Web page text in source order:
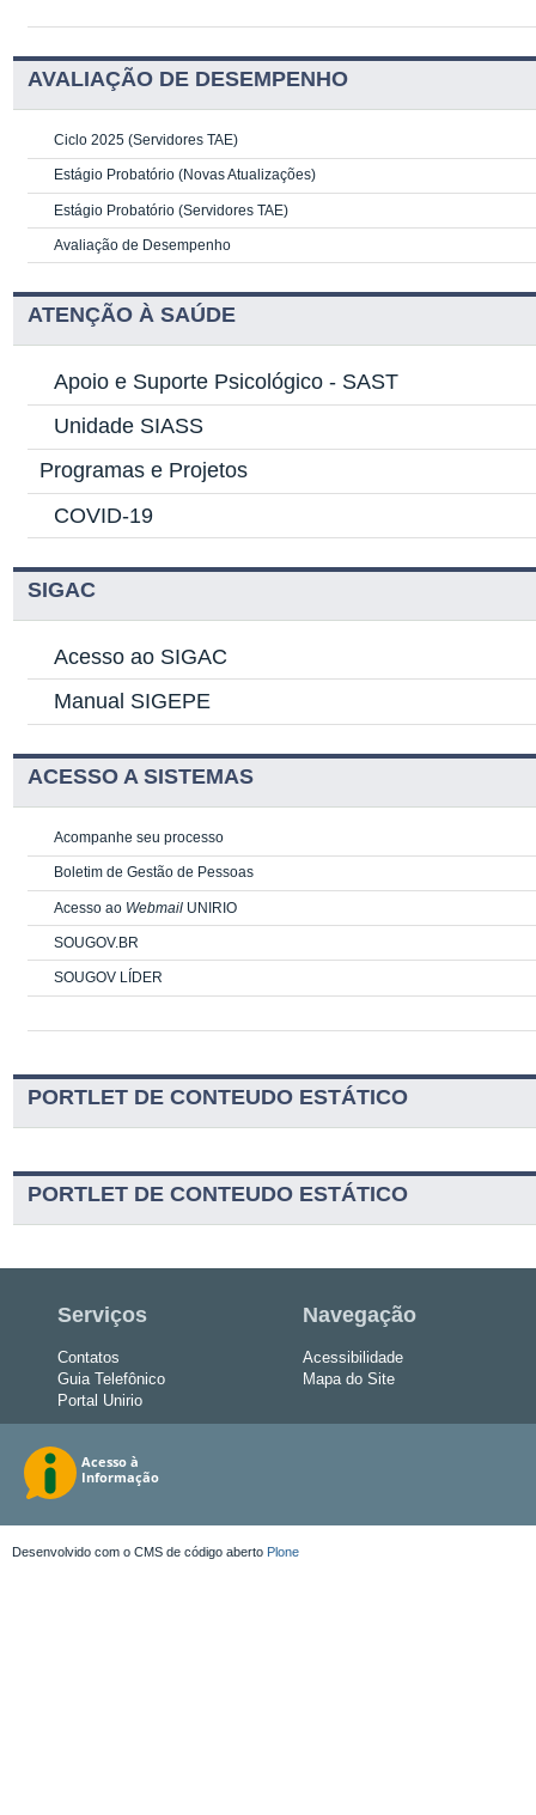
AVALIAÇÃO DE DESEMPENHO
Ciclo 2025 (Servidores TAE)
Estágio Probatório (Novas Atualizações)
Estágio Probatório (Servidores TAE)
Avaliação de Desempenho
ATENÇÃO À SAÚDE
Apoio e Suporte Psicológico - SAST
Unidade SIASS
Programas e Projetos
COVID-19
SIGAC
Acesso ao SIGAC
Manual SIGEPE
ACESSO A SISTEMAS
Acompanhe seu processo
Boletim de Gestão de Pessoas
Acesso ao Webmail UNIRIO
SOUGOV.BR
SOUGOV LÍDER
PORTLET DE CONTEUDO ESTÁTICO
PORTLET DE CONTEUDO ESTÁTICO
Serviços
Contatos
Guia Telefônico
Portal Unirio
Navegação
Acessibilidade
Mapa do Site
Desenvolvido com o CMS de código aberto Plone